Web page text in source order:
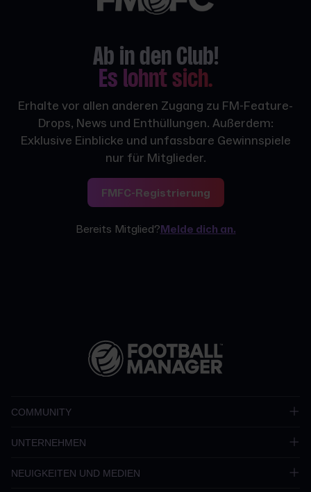
Ab in den Club!
Es lohnt sich.
Erhalte vor allen anderen Zugang zu FM-Feature-
Drops, News und Enthüllungen. Außerdem:
Exklusive Einblicke und unfassbare Gewinnspiele
nur für Mitglieder.
FMFC-Registrierung
Bereits Mitglied?Melde dich an.
COMMUNITY
UNTERNEHMEN
NEUIGKEITEN UND MEDIEN